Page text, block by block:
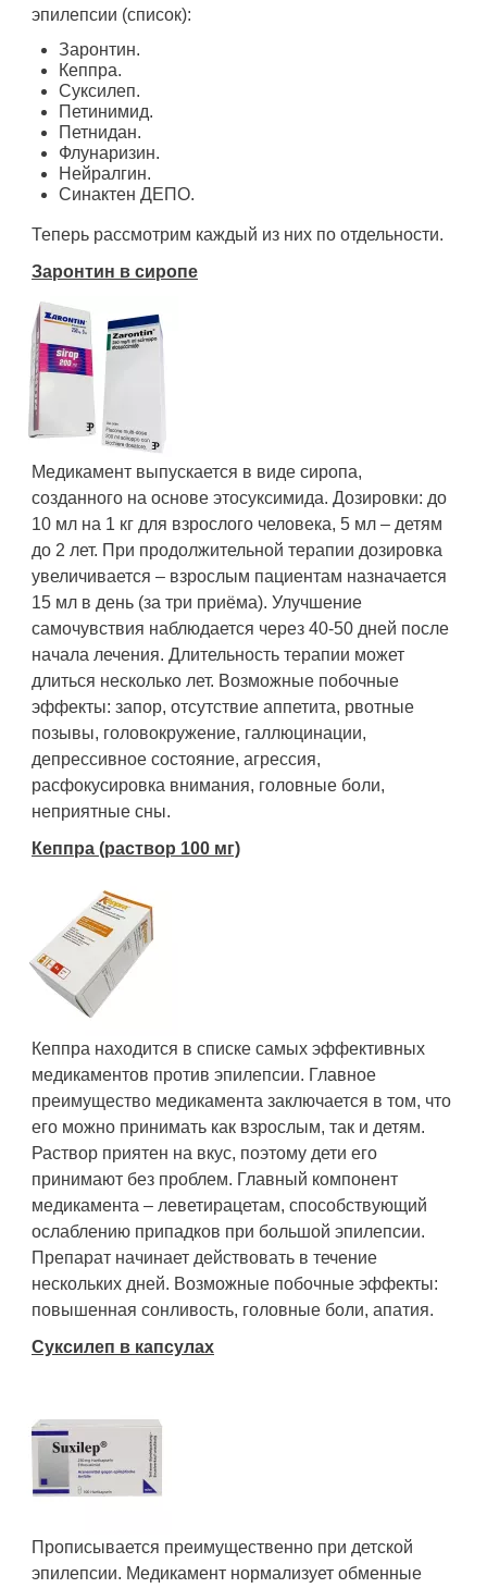
эпилепсии (список):
Заронтин.
Кеппра.
Суксилеп.
Петинимид.
Петнидан.
Флунаризин.
Нейралгин.
Синактен ДЕПО.
Теперь рассмотрим каждый из них по отдельности.
Заронтин в сиропе
Медикамент выпускается в виде сиропа,
созданного на основе этосуксимида. Дозировки: до
10 мл на 1 кг для взрослого человека, 5 мл – детям
до 2 лет. При продолжительной терапии дозировка
увеличивается – взрослым пациентам назначается
15 мл в день (за три приёма). Улучшение
самочувствия наблюдается через 40-50 дней после
начала лечения. Длительность терапии может
длиться несколько лет. Возможные побочные
эффекты: запор, отсутствие аппетита, рвотные
позывы, головокружение, галлюцинации,
депрессивное состояние, агрессия,
расфокусировка внимания, головные боли,
неприятные сны.
Кеппра (раствор 100 мг)
Кеппра находится в списке самых эффективных
медикаментов против эпилепсии. Главное
преимущество медикамента заключается в том, что
его можно принимать как взрослым, так и детям.
Раствор приятен на вкус, поэтому дети его
принимают без проблем. Главный компонент
медикамента – леветирацетам, способствующий
ослаблению припадков при большой эпилепсии.
Препарат начинает действовать в течение
нескольких дней. Возможные побочные эффекты:
повышенная сонливость, головные боли, апатия.
Суксилеп в капсулах
Прописывается преимущественно при детской
эпилепсии. Медикамент нормализует обменные